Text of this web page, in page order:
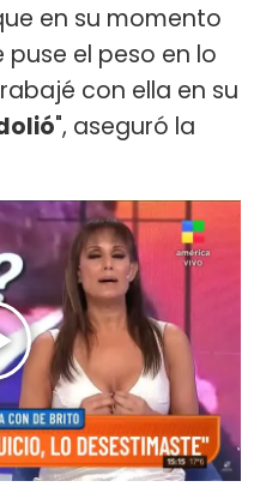
en su momento
puse el peso en lo
con ella en su
", aseguró la